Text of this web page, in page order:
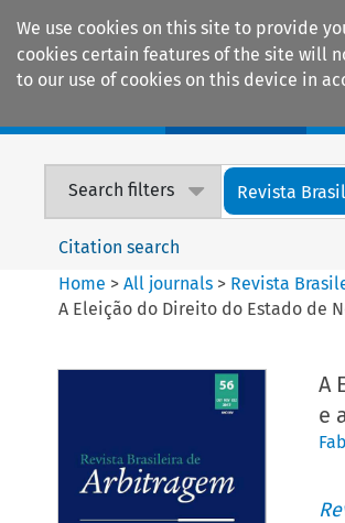
We use cookies on this site to provide
cookies certain features of the site will
to our use of cookies on this device in
Search filters Revista
Citation search
Home >All journals > Revista
A Eleição do Direito do Estado de
A
e